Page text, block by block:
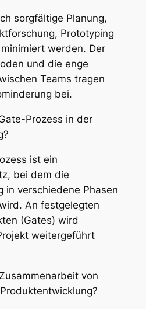
sorgfältige Planung,
Prototyping
werden. Der
und die enge
Teams tragen
bei.
Prozess in der
ist ein
bei dem die
in verschiedene Phasen
An festgelegten
(Gates) wird
weitergeführt
von